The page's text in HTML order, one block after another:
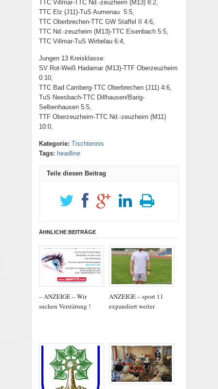
TTC Villmar-TTC Nd.-zeuzheim (M13) 8:2,
TTC Elz (J11)-TuS Aumenau 5:5,
TTC Oberbrechen-TTC GW Staffel II 4:6,
TTC Nd.-zeuzheim (M13)-TTC Eisenbach 5:5,
TTC Villmar-TuS Wirbelau 6:4,
Jungen 13 Kreisklasse:
SV Rot-Weiß Hadamar (M13)-TTF Oberzeuzheim
0:10,
TTC Bad Camberg-TTC Oberbrechen (J11) 4:6,
TuS Neesbach-TTC Dillhausen/Barig-
Selbenhausen 5:5,
TTF Oberzeuzheim-TTC Nd.-zeuzheim (M11)
10:0,
Kategorie: Tischtennis
Tags: headline
Teile diesen Beitrag
ÄHNLICHE BEITRÄGE
– ANZEIGE – Wir
suchen Verstärung !
ANZEIGE – sport 11
expandiert weiter